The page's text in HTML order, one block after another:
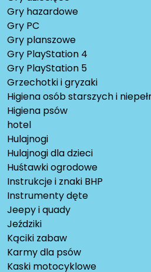
Gry hazardowe
Gry PC
Gry planszowe
Gry PlayStation 4
Gry PlayStation 5
Grzechotki i gryzaki
Higiena osób starszych i
Higiena psów
hotel
Hulajnogi
Hulajnogi dla dzieci
Huśtawki ogrodowe
Instrukcje i znaki BHP
Instrumenty dęte
Jeepy i quady
Jeździki
Kąciki zabaw
Karmy dla psów
Kaski motocyklowe